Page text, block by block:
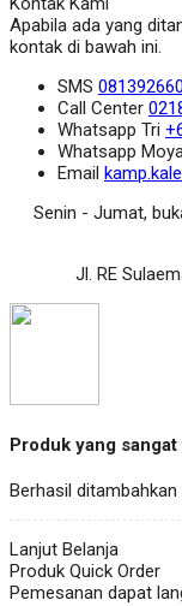
Apabila ada yang
kontak di bawah ini.
SMS
Call Center
Whatsapp Tri
Whatsapp
Email
Senin - Jumat,
Jl. RE
Produk yang
Berhasil
Lanjut Belanja
Produk Quick Order
Pemesanan dapat